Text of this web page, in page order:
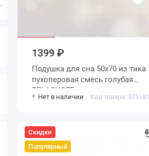
1399 ₽
Подушка для сна 50х70 из тика
пухоперовая смесь голубая
BELASHOFF
Нет в наличии Код товара: 575181
Скидки
Популярный